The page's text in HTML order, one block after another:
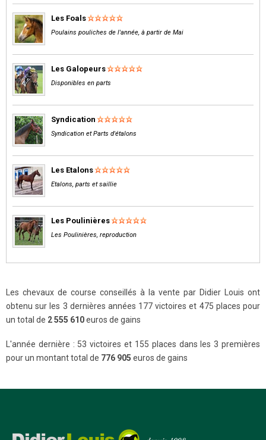
Les Foals
Poulains pouliches de l'année, à partir de Mai
Les Galopeurs
Disponibles en parts
Syndication
Syndication et Parts d'étalons
Les Etalons
Etalons, parts et saillie
Les Poulinières
Les Poulinières, reproduction
Les chevaux de course conseillés à la vente par Didier Louis ont
obtenu sur les 3 dernières années 177 victoires et 475 places pour
un total de 2 555 610euros de gains
L'année dernière : 53 victoires et 155 places dans les 3 premières
pour un montant total de 776 905 euros de gains